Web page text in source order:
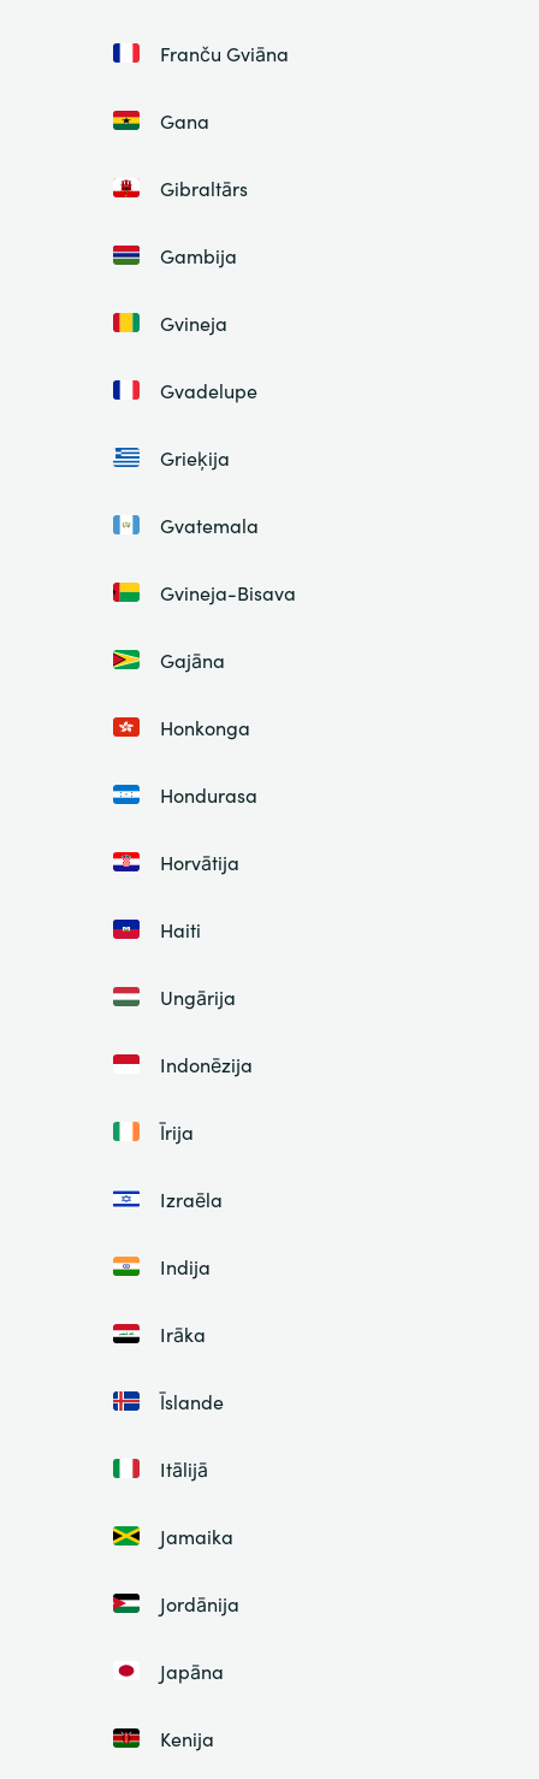
Franču Gviāna
Gana
Gibraltārs
Gambija
Gvineja
Gvadelupe
Grieķija
Gvatemala
Gvineja-Bisava
Gajāna
Honkonga
Hondurasa
Horvātija
Haiti
Ungārija
Indonēzija
Īrija
Izraēla
Indija
Irāka
Īslande
Itālijā
Jamaika
Jordānija
Japāna
Kenija